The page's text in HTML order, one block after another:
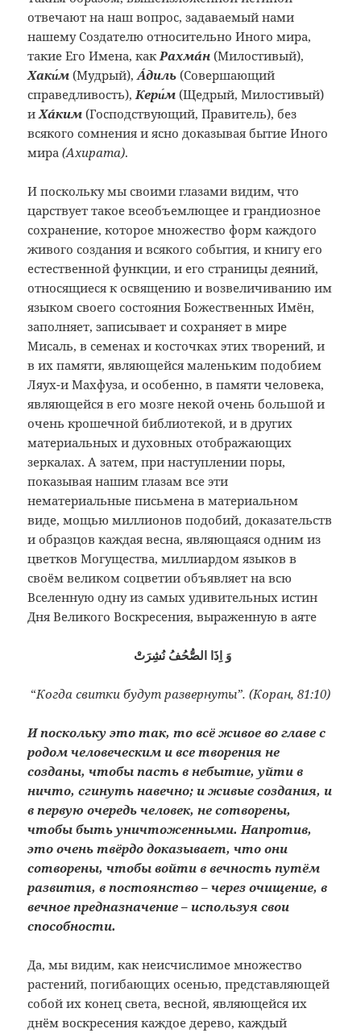
отвечают на наш вопрос, задаваемый нами
нашему Создателю относительно Иного мира,
такие Его Имена, какРахмáн (Милостивый),
Хаки́м (Мудрый),Áдиль (Совершающий
справедливость),Кери́м (Щедрый, Милостивый)
иХáким (Господствующий, Правитель), без
всякого сомнения и ясно доказывая бытие Иного
мира(Ахирата).
И поскольку мы своими глазами видим, что
царствует такое всеобъемлющее и грандиозное
сохранение, которое множество форм каждого
живого создания и всякого события, и книгу его
естественной функции, и его страницы деяний,
относящиеся к освящению и возвеличиванию им
языком своего состояния Божественных Имён,
заполняет, записывает и сохраняет в мире
Мисаль, в семенах и косточках этих творений, и
в их памяти, являющейся маленьким подобием
Ляух-и Махфуза, и особенно, в памяти человека,
являющейся в его мозге некой очень большой и
очень крошечной библиотекой, и в других
материальных и духовных отображающих
зеркалах. А затем, при наступлении поры,
показывая нашим глазам все эти
нематериальные письмена в материальном
виде, мощью миллионов подобий, доказательств
и образцов каждая весна, являющаяся одним из
цветков Могущества, миллиардом языков в
своём великом соцветии объявляет на всю
Вселенную одну из самых удивительных истин
Дня Великого Воскресения, выраженную в аяте
وَ اِذَا الصُّحُفُ نُشِرَتْ
“Когда свитки будут развернуты”. (Коран, 81:10)
И поскольку это так, то всё живое во главе с
родом человеческим и все творения не
созданы, чтобы пасть в небытие, уйти в
ничто, сгинуть навечно; и живые создания, и
в первую очередь человек, не сотворены,
чтобы быть уничтоженными. Напротив,
это очень твёрдо доказывает, что они
сотворены, чтобы войти в вечность путём
развития, в постоянство – через очищение, в
вечное предназначение – используя свои
способности.
Да, мы видим, как неисчислимое множество
растений, погибающих осенью, представляющей
собой их конец света, весной, являющейся их
днём воскресения каждое дерево, каждый